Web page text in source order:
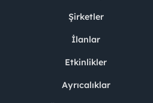
Şirketler
İlanlar
Etkinlikler
Ayrıcalıklar